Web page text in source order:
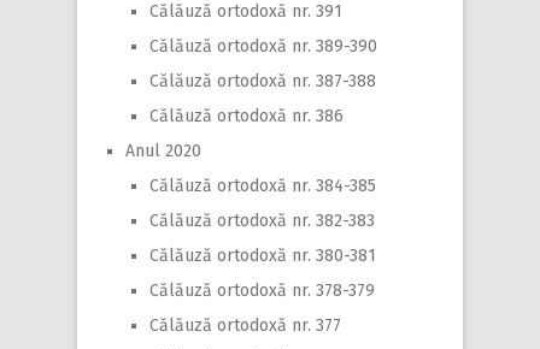
Călăuză ortodoxă nr. 391
Călăuză ortodoxă nr. 389-390
Călăuză ortodoxă nr. 387-388
Călăuză ortodoxă nr. 386
Anul 2020
Călăuză ortodoxă nr. 384-385
Călăuză ortodoxă nr. 382-383
Călăuză ortodoxă nr. 380-381
Călăuză ortodoxă nr. 378-379
Călăuză ortodoxă nr. 377